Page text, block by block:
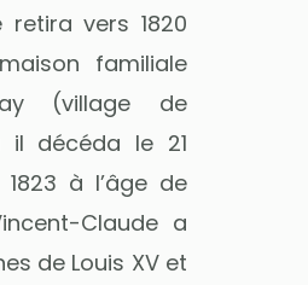
retira vers 1820
familiale
(village de
il décéda le 21
à l’âge de
Claude a
de Louis XV et